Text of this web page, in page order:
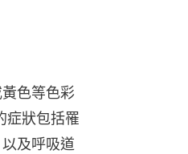
色等色彩
症狀包括罹
及呼吸道